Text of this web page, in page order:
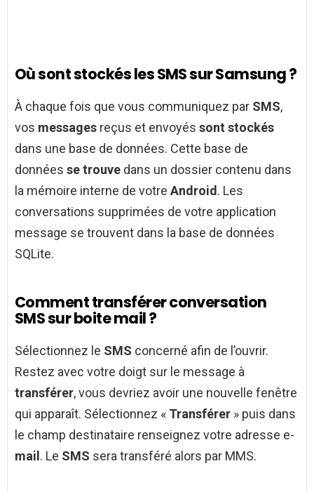
Où sont stockés les SMS sur Samsung ?
À chaque fois que vous communiquez par SMS,
vos messages reçus et envoyés sont stockés
dans une base de données. Cette base de
données se trouve dans un dossier contenu dans
la mémoire interne de votre Android . Les
conversations supprimées de votre application
message se trouvent dans la base de données
SQLite.
Comment transférer conversation
SMS sur boite mail ?
Sélectionnez le SMS concerné afin de l’ouvrir.
Restez avec votre doigt sur le message à
transférer, vous devriez avoir une nouvelle fenêtre
qui apparaît. Sélectionnez « Transférer » puis dans
le champ destinataire renseignez votre adresse e-
mail . Le SMS sera transféré alors par MMS.